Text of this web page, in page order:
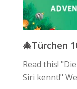
🎄Türchen
Read this!
Siri kennt!"